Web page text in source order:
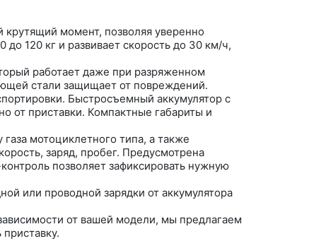
момент, позволяя уверенно
120 кг и развивает скорость до 30 км/ч,
работает даже при разряженном
стали защищает от повреждений.
Быстросъемный аккумулятор с
от приставки. Компактные габариты и
мотоциклетного типа, а также
заряд, пробег. Предусмотрена
позволяет зафиксировать нужную
или проводной зарядки от аккумулятора
от вашей модели, мы предлагаем